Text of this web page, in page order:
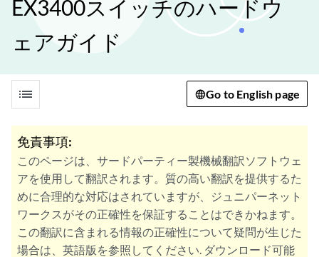
EX3400スイッチのハードウ
ェアガイド
list Go to English page
免責事項:
このページは、サードパーティー製機械翻訳ソフトウェ
アを使用して翻訳されます。質の高い翻訳を提供するた
めに合理的な対応はされていますが、ジュニパーネット
ワークスがその正確性を保証することはできかねます。
この翻訳に含まれる情報の正確性について疑問が生じた
場合は、英語版を参照してください. ダウンロード可能